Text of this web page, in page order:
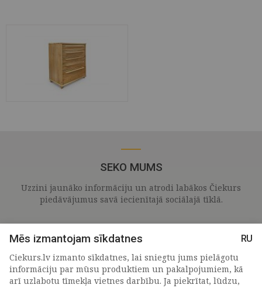
SEKO MUMS
Uzzini jaunāko informāciju un atrodi labākos Čiekurs
piedāvājumus savā iecienītajā sociālajā tīklā.
Mēs izmantojam sīkdatnes
RU
Ciekurs.lv izmanto sīkdatnes, lai sniegtu jums pielāgotu
informāciju par mūsu produktiem un pakalpojumiem, kā
arī uzlabotu tīmekļa vietnes darbību. Ja piekrītat, lūdzu,